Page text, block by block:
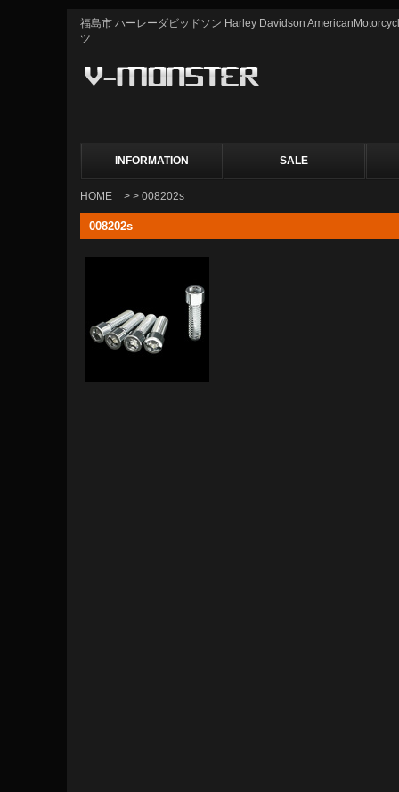
福島市 ハーレーダビッドソン Harley Davidson
ツ
INFORMATION SALE
HOME > > 008202s
008202s